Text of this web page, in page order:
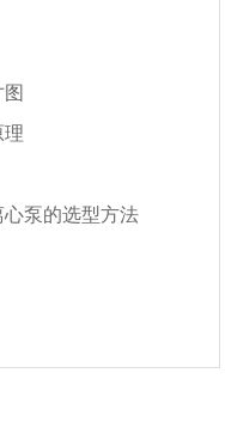
理
心泵的选型方法